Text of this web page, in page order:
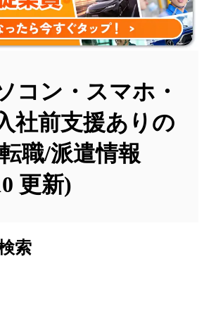
コン・スマホ・
社前支援ありの
職/派遣情報
更新)
索